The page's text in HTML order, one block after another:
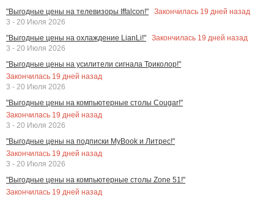
"Выгодные цены на телевизоры Iffalcon!" Закончилась 19 дней назад
3 - 20 Июля 2026
"Выгодные цены на охлаждение LianLi!"
Закончилась 19 дней назад
3 - 20 Июля 2026
"Выгодные цены на усилители сигнала Триколор!"
Закончилась 19 дней назад
3 - 20 Июля 2026
"Выгодные цены на компьютерные столы Cougar!"
Закончилась 19 дней назад
3 - 20 Июля 2026
"Выгодные цены на подписки MyBook и Литрес!"
Закончилась 19 дней назад
3 - 20 Июля 2026
"Выгодные цены на компьютерные столы Zone 51!"
Закончилась 19 дней назад